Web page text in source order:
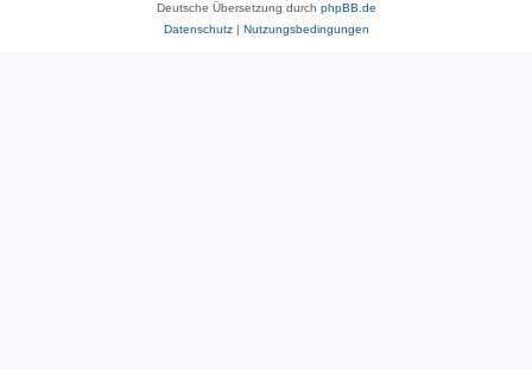
Deutsche Übersetzung durch phpBB.de
Datenschutz| Nutzungsbedingungen